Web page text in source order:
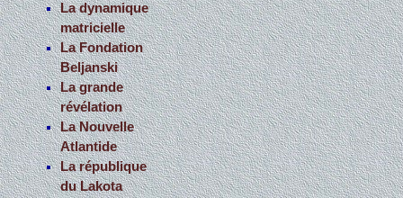
La dynamique
matricielle
La Fondation
Beljanski
La grande
révélation
La Nouvelle
Atlantide
La république
du Lakota